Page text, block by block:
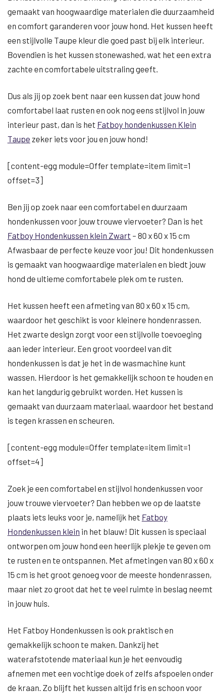
gemaakt van hoogwaardige materialen die duurzaamheid
en comfort garanderen voor jouw hond. Het kussen heeft
een stijlvolle Taupe kleur die goed past bij elk interieur.
Bovendien is het kussen stonewashed, wat het een extra
zachte en comfortabele uitstraling geeft.
Dus als jij op zoek bent naar een kussen dat jouw hond
comfortabel laat rusten en ook nog eens stijlvol in jouw
interieur past, dan is het Fatboy hondenkussen Klein
Taupe zeker iets voor jou en jouw hond!
[content-egg module=Offer template=item limit=1
offset=3]
Ben jij op zoek naar een comfortabel en duurzaam
hondenkussen voor jouw trouwe viervoeter? Dan is het
Fatboy Hondenkussen klein Zwart – 80 x 60 x 15 cm
Afwasbaar de perfecte keuze voor jou! Dit hondenkussen
is gemaakt van hoogwaardige materialen en biedt jouw
hond de ultieme comfortabele plek om te rusten.
Het kussen heeft een afmeting van 80 x 60 x 15 cm,
waardoor het geschikt is voor kleinere hondenrassen.
Het zwarte design zorgt voor een stijlvolle toevoeging
aan ieder interieur. Een groot voordeel van dit
hondenkussen is dat je het in de wasmachine kunt
wassen. Hierdoor is het gemakkelijk schoon te houden en
kan het langdurig gebruikt worden. Het kussen is
gemaakt van duurzaam materiaal, waardoor het bestand
is tegen krassen en scheuren.
[content-egg module=Offer template=item limit=1
offset=4]
Zoek je een comfortabel en stijlvol hondenkussen voor
jouw trouwe viervoeter? Dan hebben we op de laatste
plaats iets leuks voor je, namelijk het Fatboy
Hondenkussen klein in het blauw! Dit kussen is speciaal
ontworpen om jouw hond een heerlijk plekje te geven om
te rusten en te ontspannen. Met afmetingen van 80 x 60 x
15 cm is het groot genoeg voor de meeste hondenrassen,
maar niet zo groot dat het te veel ruimte in beslag neemt
in jouw huis.
Het Fatboy Hondenkussen is ook praktisch en
gemakkelijk schoon te maken. Dankzij het
waterafstotende materiaal kun je het eenvoudig
afnemen met een vochtige doek of zelfs afspoelen onder
de kraan. Zo blijft het kussen altijd fris en schoon voor